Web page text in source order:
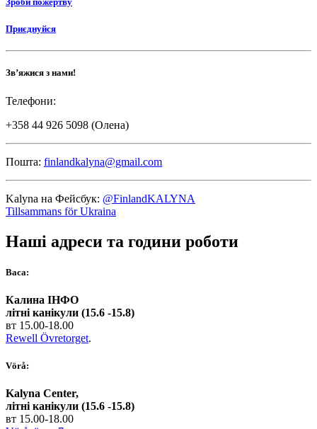
Приєднуйся
Зв’яжися з нами!
Телефони:
+358 44 926 5098 (Олена)
Пошта: finlandkalyna@gmail.com
Kalyna на Фейсбук: @FinlandKALYNA
Tillsammans för Ukraina
Наші адреси та години роботи
Васа:
Калина ІНФО
літні канікули (15.6 -15.8)
вт 15.00-18.00
Rewell Övretorget.
Vörå:
Kalyna Center,
літні канікули (15.6 -15.8)
вт 15.00-18.00